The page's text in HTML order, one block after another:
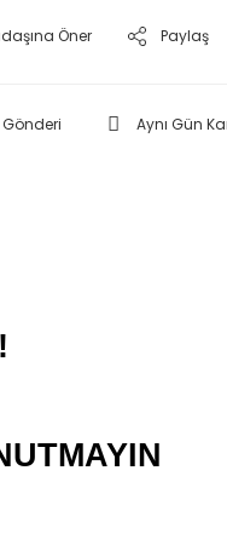
Öner Paylaş
Gönderi Aynı Gün